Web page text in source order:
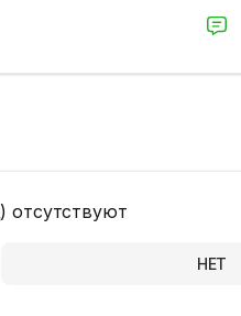
отсутствуют
НЕТ